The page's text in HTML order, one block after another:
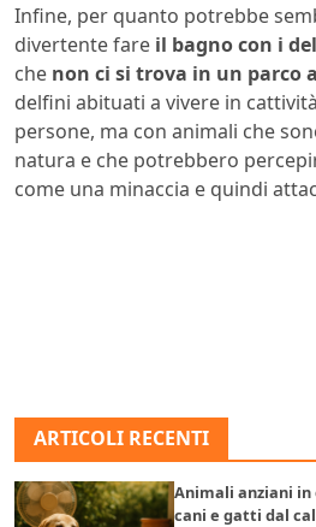
Infine, per quanto potrebbe
divertente fare il bagno con i
che non ci si trova in un parco
delfini abituati a vivere in
persone, ma con animali che
natura e che potrebbero
come una minaccia e quindi
ARTICOLI RECENTI
Animali anziani
cani e gatti dal